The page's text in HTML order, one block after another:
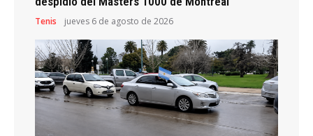
Tenis jueves 6 de agosto de 2026